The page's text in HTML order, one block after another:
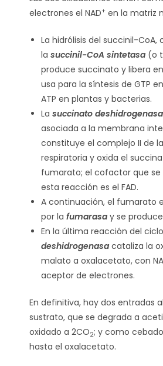
electrones el NAD+ en la matriz
La hidrólisis del succinil-CoA,
la succinil-CoA sintetasa (o
produce succinato y libera
usa para la síntesis de GTP
ATP en plantas y bacterias.
La succinato deshidrogenasa
asociada a la membrana
constituye el complejo II de
respiratoria y oxida el
fumarato; el cofactor que se
esta reacción es el FAD.
A continuación, el fumarato
por la fumarasa y se
En la última reacción del
deshidrogenasa cataliza la
malato a oxalacetato, con
aceptor de electrones.
En definitiva, hay dos entradas
sustrato, que se degrada a
oxidado a 2CO2; y como
hasta el oxalacetato.